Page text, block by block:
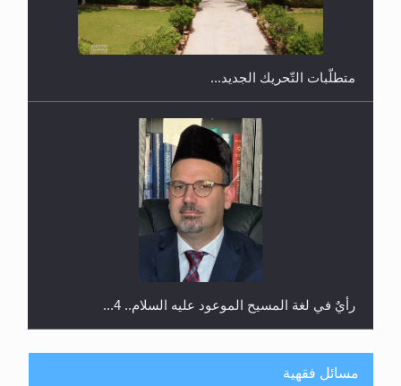
ندوة حول نظام الوصية في الجماعة الأحمدية في
شيتاغونغ – بنغلاديش
متطلَّبات التّحريك الجديد...
رأيٌ في لغة المسيح الموعود عليه السلام.. 4...
مسائل فقهية